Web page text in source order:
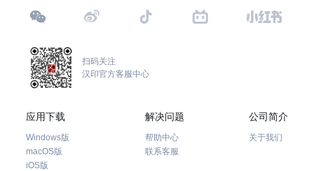
扫码关注
汉印官方客服中心
应用下载
Windows版
macOS版
iOS版
解决问题
帮助中心
联系客服
公司简介
关于我们